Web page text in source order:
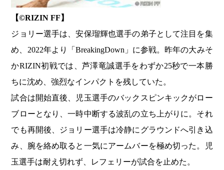
【©️RIZIN FF】
ジョリー選手は、安保瑠輝也選手の弟子として注目を集
め、2022年より「BreakingDown」に参戦。昨年の大みそ
かRIZIN初戦では、芦澤竜誠選手をわずか25秒で一本勝
ちに沈め、強烈なインパクトを残していた。
試合は開始直後、児玉選手のバックスピンキックがロー
ブローとなり、一時中断する波乱の立ち上がりに。それ
でも再開後、ジョリー選手は冷静にグラウンドへ引き込
み、腕を絡め取ると一気にアームバーを極め切った。児
玉選手は耐え切れず、レフェリーが試合を止めた。